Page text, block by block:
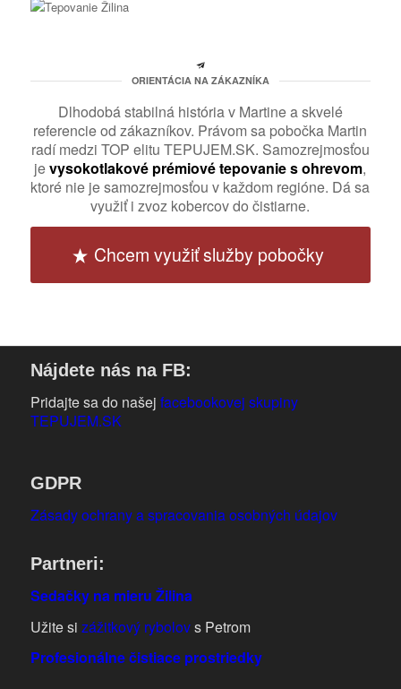
ORIENTÁCIA NA ZÁKAZNÍKA
Dlhodobá stabilná história v Martine a skvelé
referencie od zákazníkov. Právom sa pobočka Martin
radí medzi TOP elitu TEPUJEM.SK. Samozrejmosťou
jevysokotlakové prémiové tepovanie s ohrevom,
ktoré nie je samozrejmosťou v každom regióne. Dá sa
využiť i zvoz kobercov do čistiarne.
Chcem využiť služby pobočky
Nájdete nás na FB:
Pridajte sa do našej facebookovej skupiny
TEPUJEM.SK
GDPR
Zásady ochrany a spracovania osobných údajov
Partneri:
Sedačky na mieru Žilina
Užite si zážitkový rybolovs Petrom
Profesionálne čistiace prostriedky